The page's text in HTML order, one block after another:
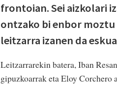
frontoian. Sei aizkolari
ontzako bi enbor
leitzarra izanen da
Leitzarrarekin batera, Iban
gipuzkoarrak eta Eloy Corchero